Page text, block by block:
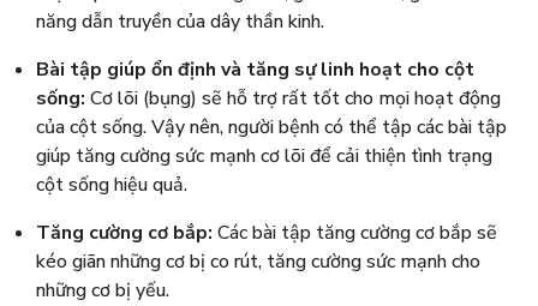
năng dẫn truyền của dây thần kinh.
Bài tập giúp ổn định và tăng sự linh hoạt cho cột
sống: Cơ lõi (bụng) sẽ hỗ trợ rất tốt cho mọi hoạt động
của cột sống. Vậy nên, người bệnh có thể tập các bài tập
giúp tăng cường sức mạnh cơ lõi để cải thiện tình trạng
cột sống hiệu quả.
Tăng cường cơ bắp: Các bài tập tăng cường cơ bắp sẽ
kéo giãn những cơ bị co rút, tăng cường sức mạnh cho
những cơ bị yếu.